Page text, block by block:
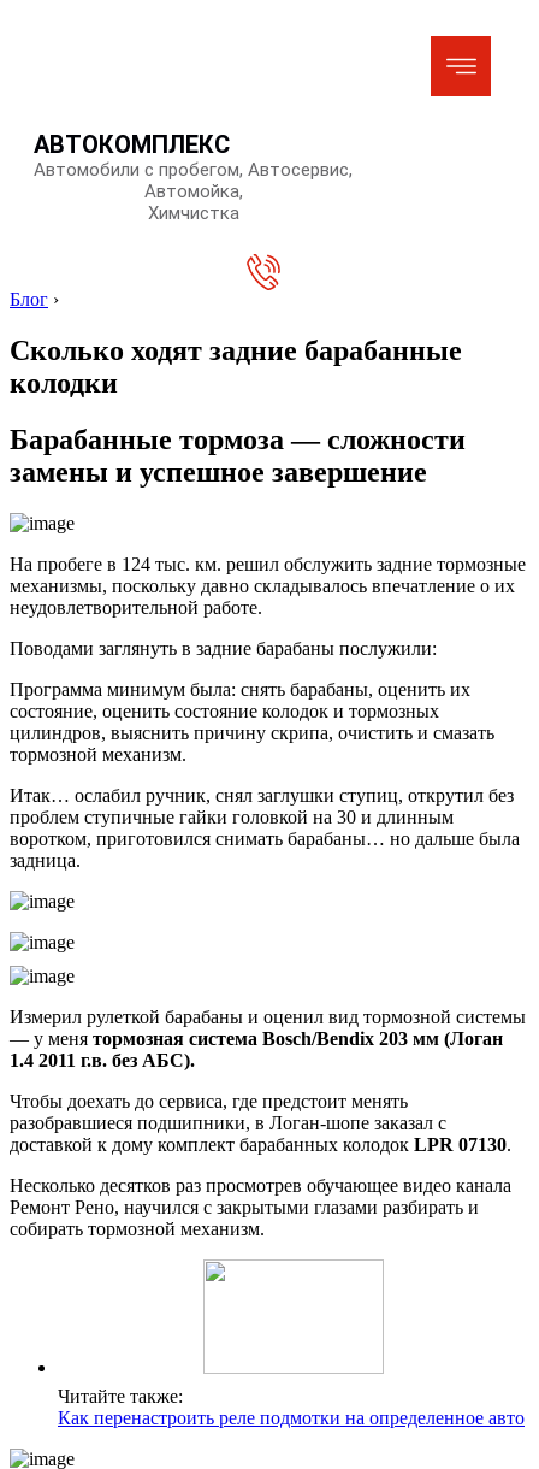
АВТОКОМПЛЕКС
Автомобили с пробегом, Автосервис,
Автомойка,
Химчистка
Блог ›
Сколько ходят задние барабанные
колодки
Барабанные тормоза — сложности
замены и успешное завершение
На пробеге в 124 тыс. км. решил обслужить задние тормозные
механизмы, поскольку давно складывалось впечатление о их
неудовлетворительной работе.
Поводами заглянуть в задние барабаны послужили:
Программа минимум была: снять барабаны, оценить их
состояние, оценить состояние колодок и тормозных
цилиндров, выяснить причину скрипа, очистить и смазать
тормозной механизм.
Итак… ослабил ручник, снял заглушки ступиц, открутил без
проблем ступичные гайки головкой на 30 и длинным
воротком, приготовился снимать барабаны… но дальше была
задница.
Измерил рулеткой барабаны и оценил вид тормозной системы
— у меня тормозная система Вosch/Bendix 203 мм (Логан
1.4 2011 г.в. без АБС).
Чтобы доехать до сервиса, где предстоит менять
разобравшиеся подшипники, в Логан-шопе заказал с
доставкой к дому комплект барабанных колодок LPR 07130.
Несколько десятков раз просмотрев обучающее видео канала
Ремонт Рено, научился с закрытыми глазами разбирать и
собирать тормозной механизм.
Читайте также:
Как перенастроить реле подмотки на определенное авто